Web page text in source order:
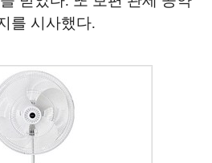
를 시사했다.